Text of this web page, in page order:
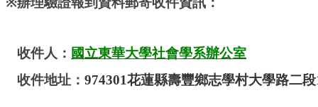
收件人： 國立東華大學社會學系辦公室
收件地址： 974301花蓮縣壽豐鄉志學村大學路二段